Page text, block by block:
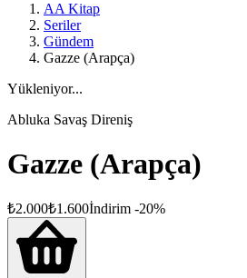
AA Kitap
Seriler
Gündem
Gazze (Arapça)
Yükleniyor...
Abluka Savaş Direniş
Gazze (Arapça)
₺2.000₺1.600İndirim -20%